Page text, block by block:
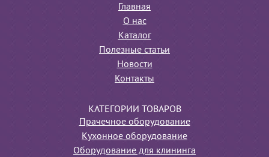
Главная
О нас
Каталог
Полезные статьи
Новости
Контакты
КАТЕГОРИИ ТОВАРОВ
Прачечное оборудование
Кухонное оборудование
Оборудование для клининга